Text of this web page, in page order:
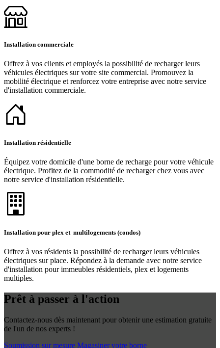
Installation commerciale
Offrez à vos clients et employés la possibilité de recharger leurs
véhicules électriques sur votre site commercial. Promouvez la
mobilité électrique et renforcez votre entreprise avec notre service
d'installation commerciale.
Installation résidentielle
Équipez votre domicile d'une borne de recharge pour votre véhicule
électrique. Profitez de la commodité de recharger chez vous avec
notre service d'installation résidentielle.
Installation pour plex et multilogements (condos)
Offrez à vos résidents la possibilité de recharger leurs véhicules
électriques sur place. Répondez à la demande avec notre service
d'installation pour immeubles résidentiels, plex et logements
multiples.
Prêt à passer à l'action
Contactez-nous dès maintenant pour obtenir une estimation gratuite
de l'un de nos experts !
Soumission sur mesure Magasiner votre borne